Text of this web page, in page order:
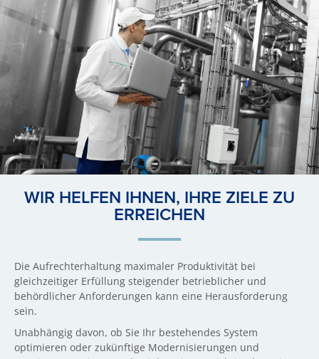
WIR HELFEN IHNEN, IHRE ZIELE ZU
ERREICHEN
Die Aufrechterhaltung maximaler Produktivität bei
gleichzeitiger Erfüllung steigender betrieblicher und
behördlicher Anforderungen kann eine Herausforderung
sein.
Unabhängig davon, ob Sie Ihr bestehendes System
optimieren oder zukünftige Modernisierungen und